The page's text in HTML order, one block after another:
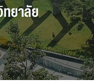
ยาลัย